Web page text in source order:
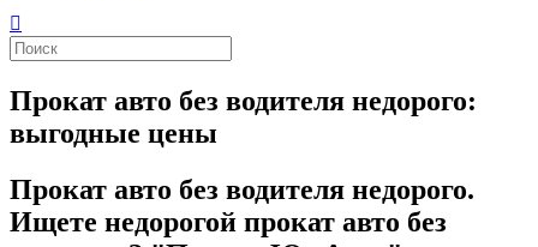
Прокат авто без водителя недорого:
выгодные цены
Прокат авто без водителя недорого.
Ищете недорогой прокат авто без